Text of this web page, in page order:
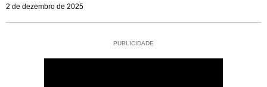
2 de dezembro de 2025
PUBLICIDADE